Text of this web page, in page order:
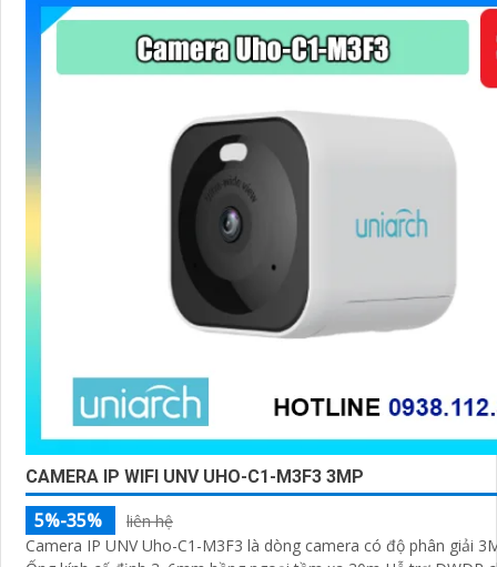
CAMERA IP WIFI UNV UHO-C1-M3F3 3MP
5%-35%
liên hệ
Camera IP UNV Uho-C1-M3F3 là dòng camera có độ phân giải